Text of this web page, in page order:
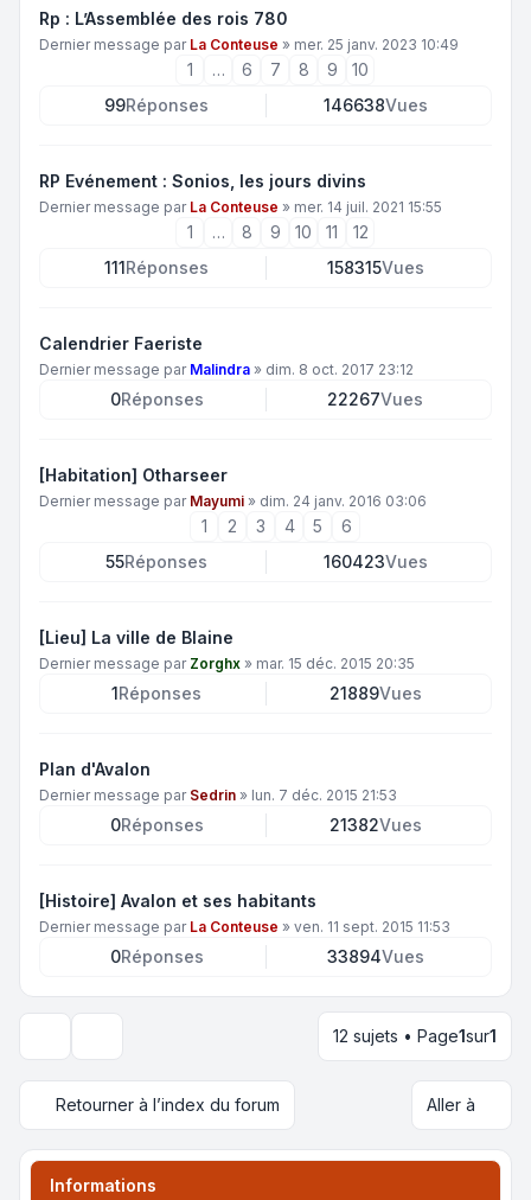
Rp : L’Assemblée des rois 780
Dernier message par La Conteuse » mer. 25 janv. 2023 10:49
1 … 6 7 8 9
10
99Réponses 146638Vues
RP Evénement : Sonios, les jours divins
Dernier message par La Conteuse » mer. 14 juil. 2021 15:55
1 … 8 9 10 11
12
111Réponses 158315Vues
Calendrier Faeriste
Dernier message par Malindra » dim. 8 oct. 2017 23:12
0Réponses 22267Vues
[Habitation] Otharseer
Dernier message par Mayumi » dim. 24 janv. 2016 03:06
1 2 3 4 5
6
55Réponses 160423Vues
[Lieu] La ville de Blaine
Dernier message par Zorghx » mar. 15 déc. 2015 20:35
1Réponses 21889Vues
Plan d'Avalon
Dernier message par Sedrin » lun. 7 déc. 2015 21:53
0Réponses 21382Vues
[Histoire] Avalon et ses habitants
Dernier message par La Conteuse » ven. 11 sept. 2015 11:53
0Réponses 33894Vues
12 sujets • Page1sur1
Retourner à l’index du forum Aller à
Informations